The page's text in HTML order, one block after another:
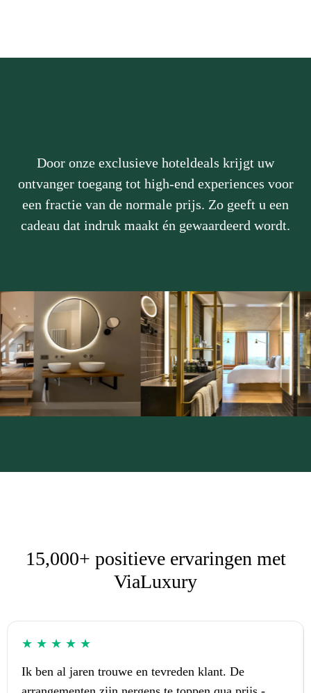
Door onze exclusieve hoteldeals krijgt uw
ontvanger toegang tot high-end experiences voor
een fractie van de normale prijs. Zo geeft u een
cadeau dat indruk maakt én gewaardeerd wordt.
15,000+ positieve ervaringen met
ViaLuxury
★ ★ ★ ★ ★
Ik ben al jaren trouwe en tevreden klant. De